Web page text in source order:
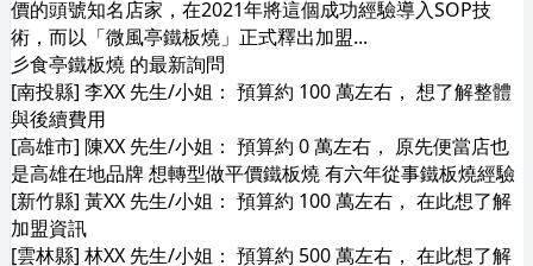
價的頭號知名店家，在2021年將這個成功經驗導入SOP技
術，而以「微風亭鐵板燒」正式釋出加盟...
彡食亭鐵板燒 的最新詢問
[南投縣] 李XX 先生/小姐： 預算約 100 萬左右， 想了解整體
與後續費用
[高雄市] 陳XX 先生/小姐： 預算約 0 萬左右， 原先便當店也
是高雄在地品牌 想轉型做平價鐵板燒 有六年從事鐵板燒經驗
[新竹縣] 黃XX 先生/小姐： 預算約 100 萬左右， 在此想了解
加盟資訊
[雲林縣] 林XX 先生/小姐： 預算約 500 萬左右， 在此想了解